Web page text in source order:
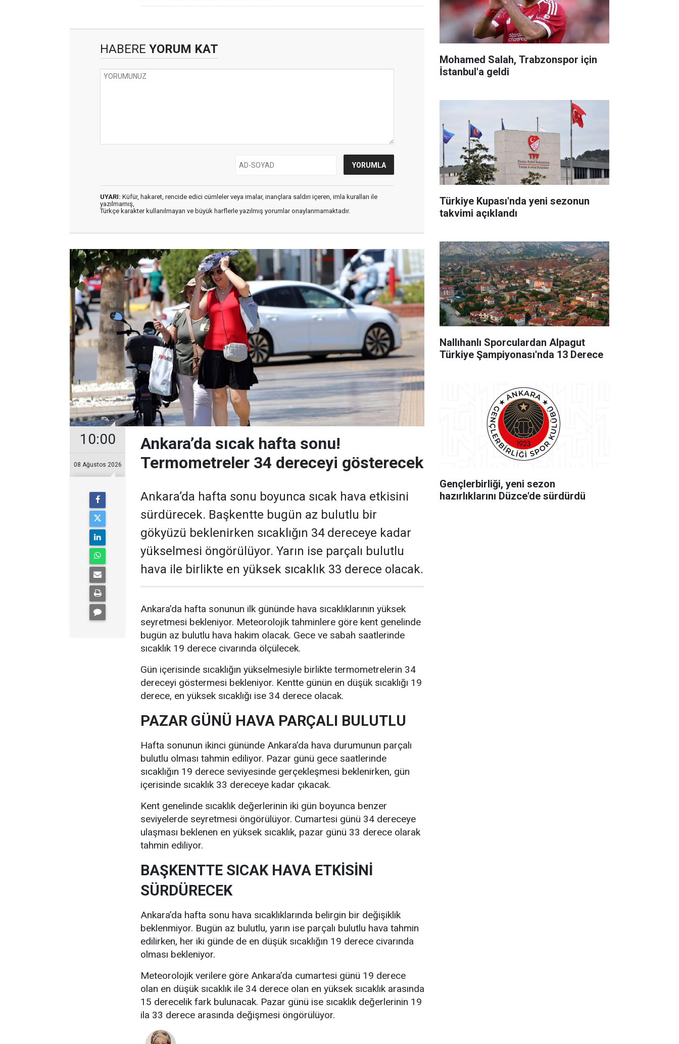
HABERE YORUM KAT
UYARI: Küfür, hakaret, rencide edici cümleler veya imalar, inançlara saldırı içeren, imla kuralları ile
yazılmamış,
Türkçe karakter kullanılmayan ve büyük harflerle yazılmış yorumlar onaylanmamaktadır.
10:00
08 Ağustos 2026
Ankara’da sıcak hafta sonu!
Termometreler 34 dereceyi gösterecek
Ankara’da hafta sonu boyunca sıcak hava etkisini
sürdürecek. Başkentte bugün az bulutlu bir
gökyüzü beklenirken sıcaklığın 34 dereceye kadar
yükselmesi öngörülüyor. Yarın ise parçalı bulutlu
hava ile birlikte en yüksek sıcaklık 33 derece olacak.
Ankara’da hafta sonunun ilk gününde hava sıcaklıklarının yüksek
seyretmesi bekleniyor. Meteorolojik tahminlere göre kent genelinde
bugün az bulutlu hava hakim olacak. Gece ve sabah saatlerinde
sıcaklık 19 derece civarında ölçülecek.
Gün içerisinde sıcaklığın yükselmesiyle birlikte termometrelerin 34
dereceyi göstermesi bekleniyor. Kentte günün en düşük sıcaklığı 19
derece, en yüksek sıcaklığı ise 34 derece olacak.
PAZAR GÜNÜ HAVA PARÇALI BULUTLU
Hafta sonunun ikinci gününde Ankara’da hava durumunun parçalı
bulutlu olması tahmin ediliyor. Pazar günü gece saatlerinde
sıcaklığın 19 derece seviyesinde gerçekleşmesi beklenirken, gün
içerisinde sıcaklık 33 dereceye kadar çıkacak.
Kent genelinde sıcaklık değerlerinin iki gün boyunca benzer
seviyelerde seyretmesi öngörülüyor. Cumartesi günü 34 dereceye
ulaşması beklenen en yüksek sıcaklık, pazar günü 33 derece olarak
tahmin ediliyor.
BAŞKENTTE SICAK HAVA ETKİSİNİ
SÜRDÜRECEK
Ankara’da hafta sonu hava sıcaklıklarında belirgin bir değişiklik
beklenmiyor. Bugün az bulutlu, yarın ise parçalı bulutlu hava tahmin
edilirken, her iki günde de en düşük sıcaklığın 19 derece civarında
olması bekleniyor.
Meteorolojik verilere göre Ankara’da cumartesi günü 19 derece
olan en düşük sıcaklık ile 34 derece olan en yüksek sıcaklık arasında
15 derecelik fark bulunacak. Pazar günü ise sıcaklık değerlerinin 19
ila 33 derece arasında değişmesi öngörülüyor.
Mohamed Salah, Trabzonspor için
İstanbul'a geldi
Türkiye Kupası'nda yeni sezonun
takvimi açıklandı
Nallıhanlı Sporculardan Alpagut
Türkiye Şampiyonası'nda 13 Derece
Gençlerbirliği, yeni sezon
hazırlıklarını Düzce'de sürdürdü